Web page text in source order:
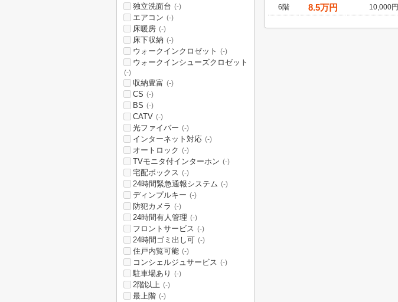
6階
8.5万円 10,000円
独立洗面台 (-)
エアコン (-)
床暖房 (-)
床下収納 (-)
ウォークインクロゼット (-)
ウォークインシューズクロゼット
(-)
収納豊富 (-)
CS (-)
BS (-)
CATV (-)
光ファイバー (-)
インターネット対応 (-)
オートロック (-)
TVモニタ付インターホン (-)
宅配ボックス (-)
24時間緊急通報システム (-)
ディンプルキー (-)
防犯カメラ (-)
24時間有人管理 (-)
フロントサービス (-)
24時間ゴミ出し可 (-)
住戸内覧可能 (-)
コンシェルジュサービス (-)
駐車場あり (-)
2階以上 (-)
最上階 (-)